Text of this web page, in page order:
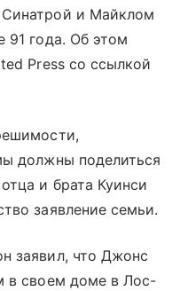
и Майклом
91 года. Об этом
Press со ссылкой
должны поделиться
и брата Куинси
заявление семьи.
заявил, что Джонс
в своем доме в Лос-